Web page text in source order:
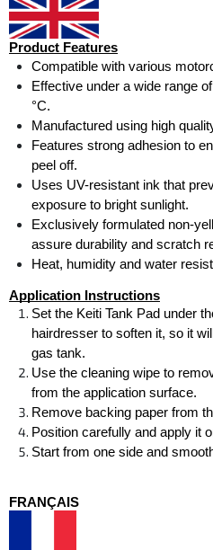
Product Features
Compatible with various
Effective under a wide range
°C.
Manufactured using high
Features strong adhesion to
peel off.
Uses UV-resistant ink that
exposure to bright sunlight.
Exclusively formulated non-
assure durability and scratch
Heat, humidity and water
Application Instructions
Set the Keiti Tank Pad under
hairdresser to soften it, so it
gas tank.
Use the cleaning wipe to
from the application surface.
Remove backing paper from
Position carefully and apply it
Start from one side and
FRANÇAIS